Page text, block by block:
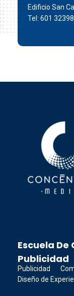
Edificio San
Tel: 601
Escuela
Publicidad
Publicidad
Diseño de